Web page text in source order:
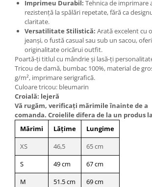
Imprimeu Durabil: Tehnica de imprimare
rezistență la spălări repetate, fără ca
claritate.
Versatilitate Stilistică: Arată excelent cu
jeanși, o fustă casual sau sub un sacou,
originalitate oricărui outfit.
Poartă-ți titlul cu mândrie și lasă-ți
Tricou de damă, bumbac 100%, material de
g/m², imprimare serigrafică.
Culoare tricou: bleumarin
Croială: lejeră
Vă rugăm, verificaţi mărimile înainte de a
comanda. Croielile difera de la un produs
Mărimi
Lățime
Lungime
XS
46,5
65 cm
S
49 cm
67 cm
M
51.5 cm
69 cm